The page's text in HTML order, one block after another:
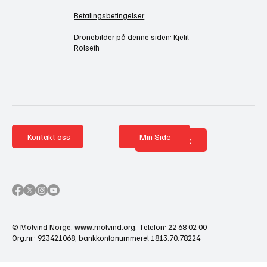
Betalingsbetingelser
Dronebilder på denne siden: Kjetil
Rolseth
Kontakt oss Nettbutikk
Min Side
© Motvind Norge. www.motvind.org . Telefon: 22 68 02 00
Org.nr.: 923421068, bankkontonummeret 1813.70.78224